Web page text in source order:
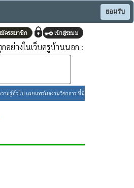
ยอมรับ
อย่างในเว็บครูบ้านนอก :
ามรู้ทั่วไป เผยแพร่ผลงานวิชาการ ที่นี่